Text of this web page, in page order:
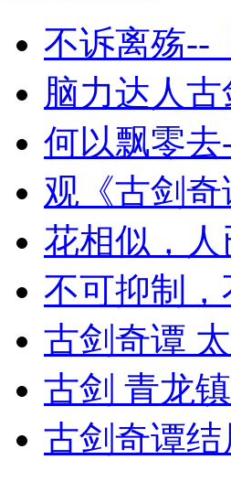
不诉离殇--
脑力达人
何以飘零
观《古剑
花相似，
不可抑制
古剑奇谭
古剑 青龙
古剑奇谭